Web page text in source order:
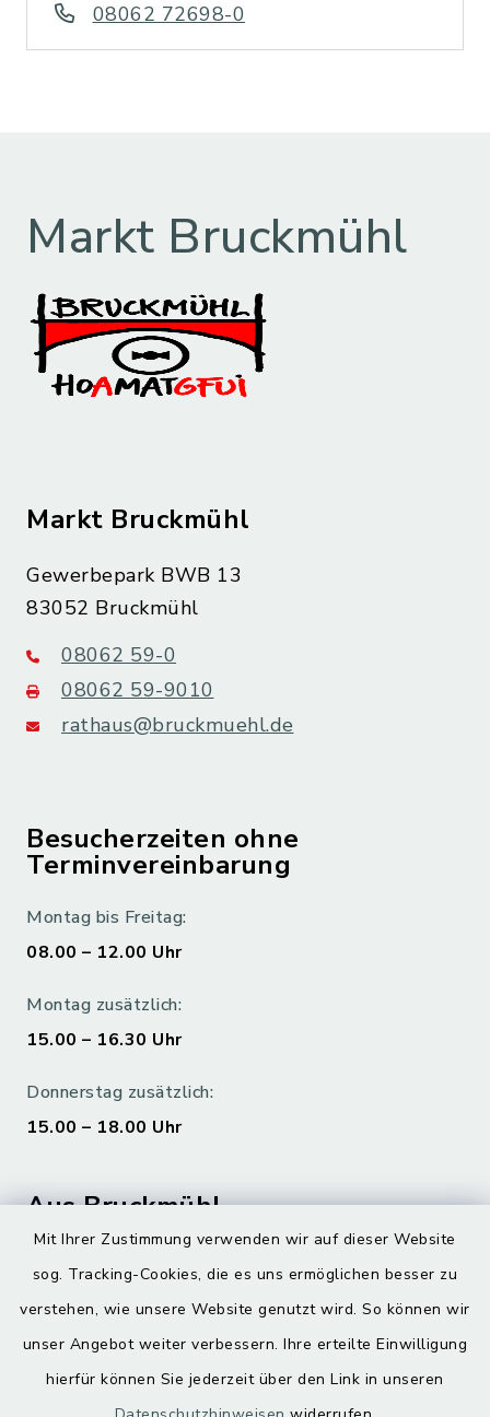
Mit Ihrer Zustimmung verwenden wir auf dieser Website
sog. Tracking-Cookies, die es uns ermöglichen besser zu
verstehen, wie unsere Website genutzt wird. So können wir
unser Angebot weiter verbessern. Ihre erteilte Einwilligung
hierfür können Sie jederzeit über den Link in unseren
08062 72698-0
Markt Bruckmühl
Markt Bruckmühl
Gewerbepark BWB 13
83052 Bruckmühl
08062 59-0
08062 59-9010
rathaus@bruckmuehl.de
Besucherzeiten ohne
Terminvereinbarung
Montag bis Freitag:
08.00 – 12.00 Uhr
Montag zusätzlich:
15.00 – 16.30 Uhr
Donnerstag zusätzlich:
15.00 – 18.00 Uhr
Aus Bruckmühl
Digitaler Ortsplan